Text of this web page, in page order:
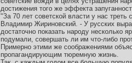
достижения того же эффекта
"За 70 лет советской власти у нас
Владимир Жириновский. - У русских
достаточно показать народу несколько
подумали, совершать ли им что-либо
Примерно этими же соображениями
пропагандирующим тюремную жизнь.